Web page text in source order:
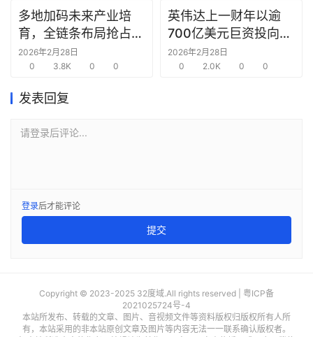
合
圈
多地加码未来产业培
育，全链条布局抢占新
赛道先机
2026年2月28日
0
3.8K 0 0
英伟达上一财年以逾
700亿美元巨资投向合
作方，竭力巩固AI芯片
需求
2026年2月28日
0
2.0K 0 0
发表回复
请登录后评论...
登录后才能评论
提交
Copyright © 2023-2025 32度域.All rights reserved | 粤ICP备
2021025724号-4
本站所发布、转载的文章、图片、音视频文件等资料版权归版权所有人所
有，本站采用的非本站原创文章及图片等内容无法一一联系确认版权者。